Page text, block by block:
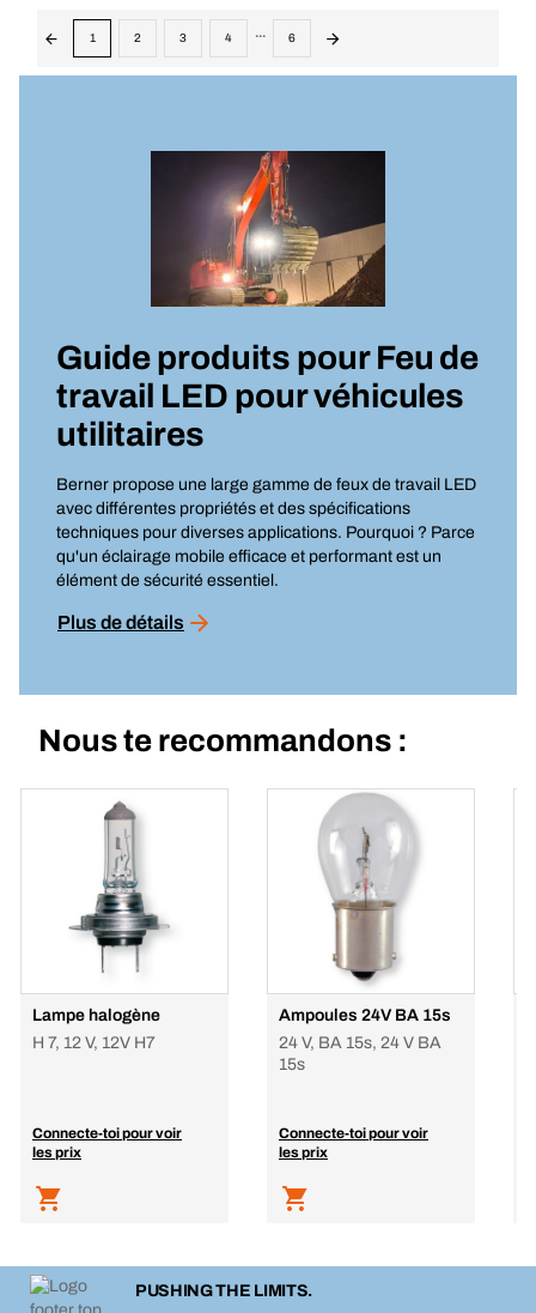
1 2 3 4 ... 6
Guide produits pourFeu de
travail LED pour véhicules
utilitaires
Berner propose une large gamme de feux de travail LED
avec différentes propriétés et des spécifications
techniques pour diverses applications. Pourquoi ? Parce
qu'un éclairage mobile efficace et performant est un
élément de sécurité essentiel.
Plus de détails
Nous te recommandons :
Lampe halogène
H 7, 12 V, 12V H7
Connecte-toi pour voir
les prix
Ampoules 24V BA 15s
24 V, BA 15s, 24 V BA
15s
Connecte-toi pour voir
les prix
PUSHING THE LIMITS.